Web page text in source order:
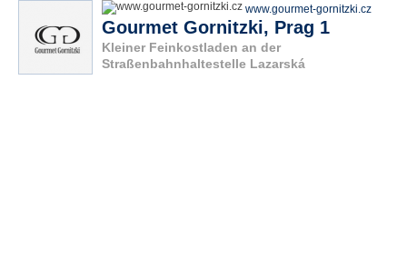
www.gourmet-gornitzki.cz
Gourmet Gornitzki, Prag 1
Kleiner Feinkostladen an der
Straßenbahnhaltestelle Lazarská